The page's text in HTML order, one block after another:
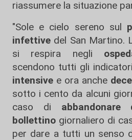
riassumere la situazione
"Sole e cielo sereno sul
infettive del San Martino.
si respira negli
scendono tutti gli
intensive e ora anche
sotto i cento da alcuni
caso di
bollettino giornaliero di
per dare a tutti un senso